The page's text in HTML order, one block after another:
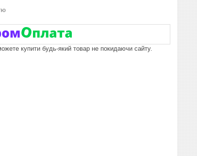
купити будь-який товар не покидаючи сайту.